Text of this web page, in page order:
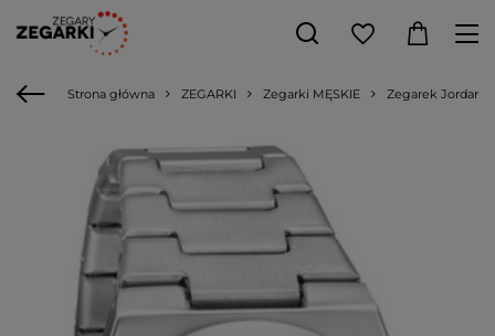
Strona główna ZEGARKI Zegarki MĘSKIE Zegarek Jordan